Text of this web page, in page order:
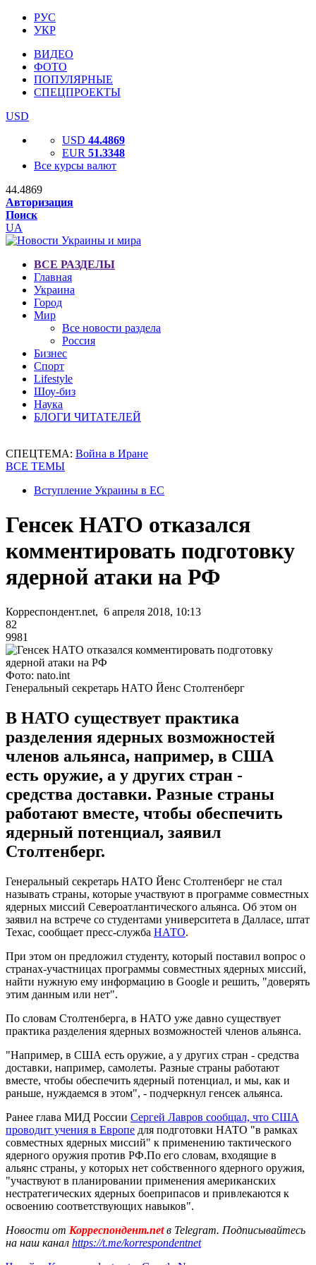
РУС
УКР
ВИДЕО
ФОТО
ПОПУЛЯРНЫЕ
СПЕЦПРОЕКТЫ
USD
USD 44.4869
EUR 51.3348
Все курсы валют
44.4869
Авторизация
Поиск
UA
ВСЕ РАЗДЕЛЫ
Главная
Украина
Город
Мир
Все новости раздела
Россия
Бизнес
Спорт
Lifestyle
Шоу-биз
Наука
БЛОГИ ЧИТАТЕЛЕЙ
СПЕЦТЕМА: Война в Иране
ВСЕ ТЕМЫ
Вступление Украины в ЕС
Генсек НАТО отказался
комментировать подготовку
ядерной атаки на РФ
Корреспондент.net, 6 апреля 2018, 10:13
82
9981
Фото: nato.int
Генеральный секретарь НАТО Йенс Столтенберг
В НАТО существует практика
разделения ядерных возможностей
членов альянса, например, в США
есть оружие, а у других стран -
средства доставки. Разные страны
работают вместе, чтобы обеспечить
ядерный потенциал, заявил
Столтенберг.
Генеральный секретарь НАТО Йенс Столтенберг не стал
называть страны, которые участвуют в программе совместных
ядерных миссий Североатлантического альянса. Об этом он
заявил на встрече со студентами университета в Далласе, штат
Техас, сообщает пресс-служба НАТО.
При этом он предложил студенту, который поставил вопрос о
странах-участницах программы совместных ядерных миссий,
найти нужную ему информацию в Google и решить, "доверять
этим данным или нет".
По словам Столтенберга, в НАТО уже давно существует
практика разделения ядерных возможностей членов альянса.
"Например, в США есть оружие, а у других стран - средства
доставки, например, самолеты. Разные страны работают
вместе, чтобы обеспечить ядерный потенциал, и мы, как и
раньше, нуждаемся в этом", - подчеркнул генсек альянса.
Ранее глава МИД России Сергей Лавров сообщал, что США
проводит учения в Европе для подготовки НАТО "в рамках
совместных ядерных миссий" к применению тактического
ядерного оружия против РФ.По его словам, входящие в
альянс страны, у которых нет собственного ядерного оружия,
"участвуют в планировании применения американских
нестратегических ядерных боеприпасов и привлекаются к
освоению соответствующих навыков".
Новости от Корреспондент.netв Telegram. Подписывайтесь
на наш канал https://t.me/korrespondentnet